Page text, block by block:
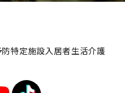
特定施設入居者生活介護